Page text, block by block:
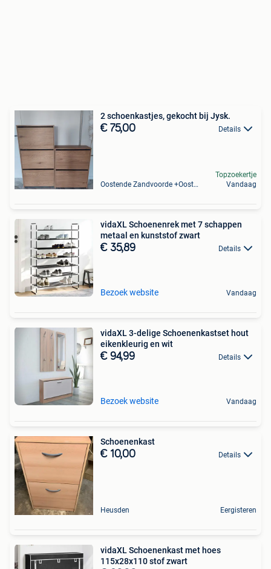
2 schoenkastjes, gekocht bij Jysk.
€ 75,00 Details
Oostende Zandvoorde +Oostende
Topzoekertje
Vandaag
vidaXL Schoenenrek met 7 schappen
metaal en kunststof zwart
€ 35,89 Details
Bezoek website Vandaag
vidaXL 3-delige Schoenenkastset hout
eikenkleurig en wit
€ 94,99 Details
Bezoek website Vandaag
Schoenenkast
€ 10,00 Details
Heusden Eergisteren
vidaXL Schoenenkast met hoes
115x28x110 stof zwart